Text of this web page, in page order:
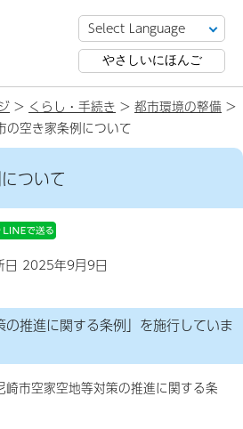
やさしいにほんご
> くらし・手続き > 都市環境の整備 >
の空き家条例について
ついて
日 2025年9月9日
の推進に関する条例」を施行していま
市空家空地等対策の推進に関する条